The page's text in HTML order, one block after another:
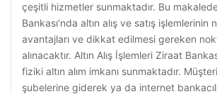
çeşitli hizmetler sunmaktadır. Bu
Bankası’nda altın alış ve satış işlemlerinin
avantajları ve dikkat edilmesi gereken
alınacaktır. Altın Alış İşlemleri Ziraat
fiziki altın alım imkanı sunmaktadır.
şubelerine giderek ya da internet